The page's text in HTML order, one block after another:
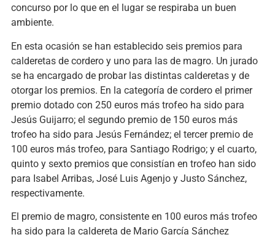
concurso por lo que en el lugar se respiraba un buen
ambiente.
En esta ocasión se han establecido seis premios para
calderetas de cordero y uno para las de magro. Un jurado
se ha encargado de probar las distintas calderetas y de
otorgar los premios. En la categoría de cordero el primer
premio dotado con 250 euros más trofeo ha sido para
Jesús Guijarro; el segundo premio de 150 euros más
trofeo ha sido para Jesús Fernández; el tercer premio de
100 euros más trofeo, para Santiago Rodrigo; y el cuarto,
quinto y sexto premios que consistían en trofeo han sido
para Isabel Arribas, José Luis Agenjo y Justo Sánchez,
respectivamente.
El premio de magro, consistente en 100 euros más trofeo
ha sido para la caldereta de Mario García Sánchez